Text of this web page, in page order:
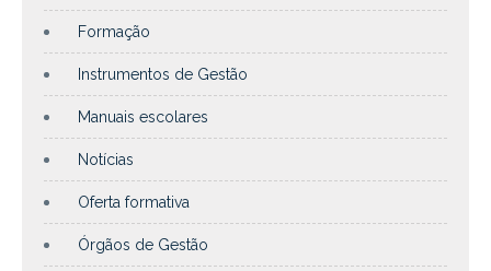
Formação
Instrumentos de Gestão
Manuais escolares
Notícias
Oferta formativa
Órgãos de Gestão